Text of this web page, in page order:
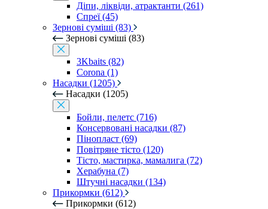
Діпи, ліквіди, атрактанти (261)
Спреї (45)
Зернові суміші (83)
Зернові суміші (83)
3Kbaits (82)
Corona (1)
Насадки (1205)
Насадки (1205)
Бойли, пелетс (716)
Консервовані насадки (87)
Пінопласт (69)
Повітряне тісто (120)
Тісто, мастирка, мамалига (72)
Херабуна (7)
Штучні насадки (134)
Прикормки (612)
Прикормки (612)